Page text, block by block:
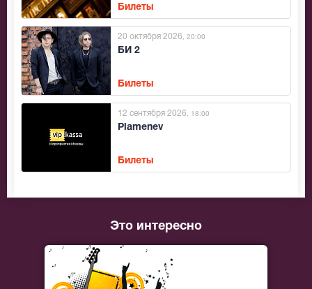
Билеты
БИ 2
20 октября 2026 , 20:00
Билеты
Plamenev
12 сентября 2026 , 18:00
Билеты
Это интересно